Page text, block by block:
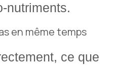
nutriments.
en même temps
ce que